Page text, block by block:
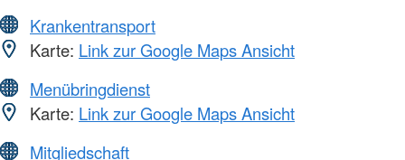
Krankentransport
Karte: Link zur Google Maps Ansicht
Menübringdienst
Karte: Link zur Google Maps Ansicht
Mitgliedschaft